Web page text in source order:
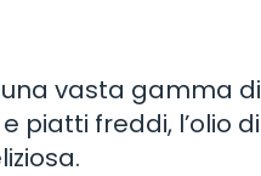
una vasta gamma di
piatti freddi, l’olio di